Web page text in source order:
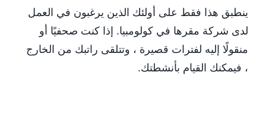
ينطبق هذا فقط على أولئك الذين يرغبون في العمل
لدى شركة مقرها في كولومبيا. إذا كنت صحفيًا أو
منقولًا إليه لفترات قصيرة ، وتتلقى راتبك من الخارج
، فيمكنك القيام بأنشطتك.